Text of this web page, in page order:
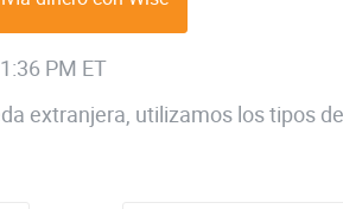
PM ET
extranjera, utilizamos los tipos